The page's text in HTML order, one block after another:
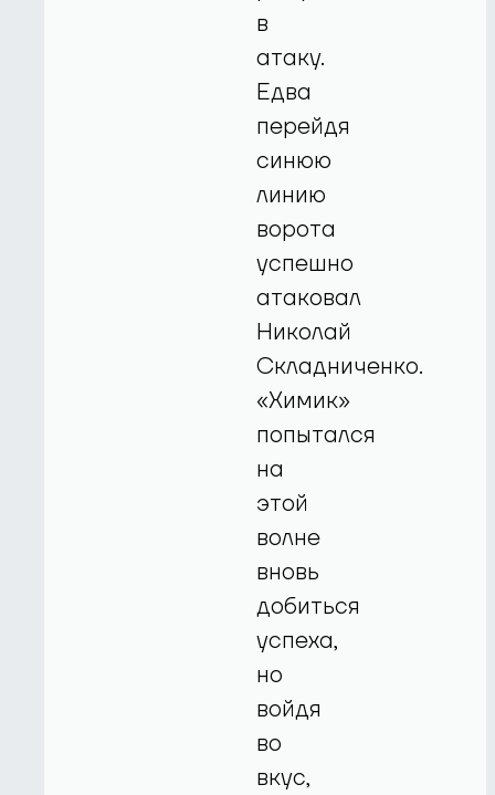
в
атаку.
Едва
перейдя
синюю
линию
ворота
успешно
атаковал
Николай
Складниченко.
«Химик»
попытался
на
этой
волне
вновь
добиться
успеха,
но
войдя
во
вкус,